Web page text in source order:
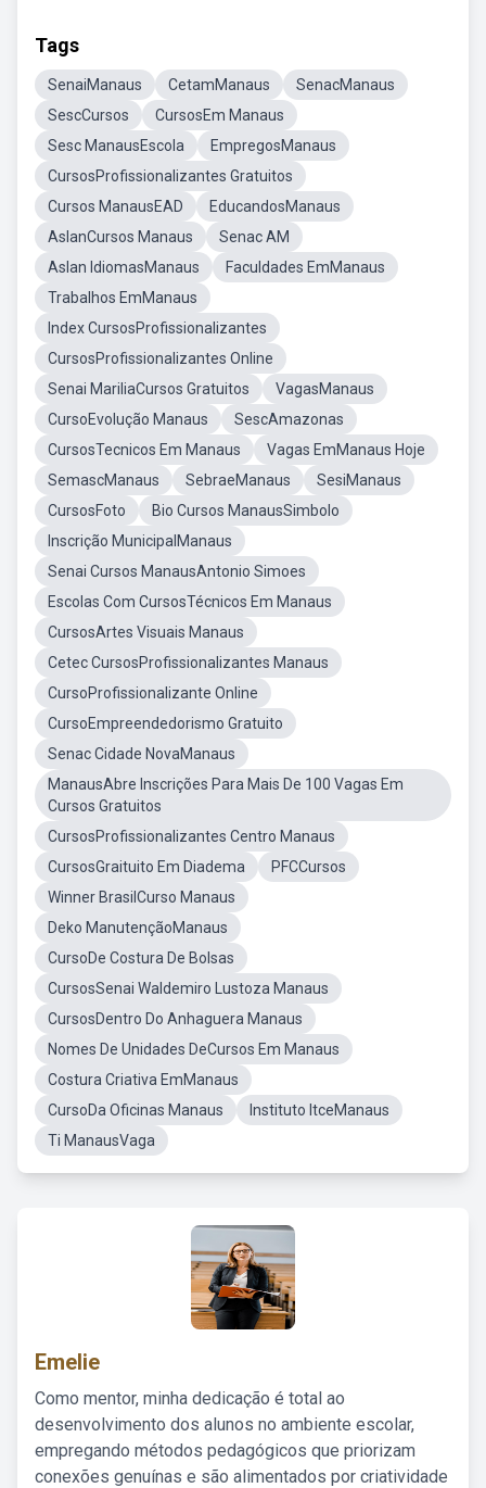
Tags
SenaiManaus CetamManaus
SenacManaus
SescCursos
CursosEm Manaus
Sesc ManausEscola
EmpregosManaus
CursosProfissionalizantes Gratuitos
Cursos ManausEAD
EducandosManaus
AslanCursos Manaus
Senac AM
Aslan IdiomasManaus
Faculdades EmManaus
Trabalhos EmManaus
Index CursosProfissionalizantes
CursosProfissionalizantes Online
Senai MariliaCursos Gratuitos
VagasManaus
CursoEvolução Manaus
SescAmazonas
CursosTecnicos Em Manaus
Vagas EmManaus Hoje
SemascManaus
SebraeManaus
SesiManaus
CursosFoto
Bio Cursos ManausSimbolo
Inscrição MunicipalManaus
Senai Cursos ManausAntonio Simoes
Escolas Com CursosTécnicos Em Manaus
CursosArtes Visuais Manaus
Cetec CursosProfissionalizantes Manaus
CursoProfissionalizante Online
CursoEmpreendedorismo Gratuito
Senac Cidade NovaManaus
ManausAbre Inscrições Para Mais De 100 Vagas Em
Cursos Gratuitos
CursosProfissionalizantes Centro Manaus
CursosGraituito Em Diadema
PFCCursos
Winner BrasilCurso Manaus
Deko ManutençãoManaus
CursoDe Costura De Bolsas
CursosSenai Waldemiro Lustoza Manaus
CursosDentro Do Anhaguera Manaus
Nomes De Unidades DeCursos Em Manaus
Costura Criativa EmManaus
CursoDa Oficinas Manaus
Instituto ItceManaus
Ti ManausVaga
Emelie
Como mentor, minha dedicação é total ao
desenvolvimento dos alunos no ambiente escolar,
empregando métodos pedagógicos que priorizam
conexões genuínas e são alimentados por criatividade